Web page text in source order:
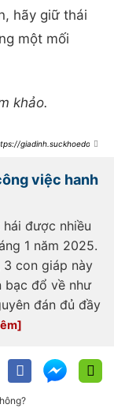
hãy giữ thái
một mối
khảo.
giadinh.suckhoedoiso
tai-loc-va-thang-hoa-
việc hanh
được nhiều
1 năm 2025.
3 con giáp này
đổ về như
đán đủ đầy